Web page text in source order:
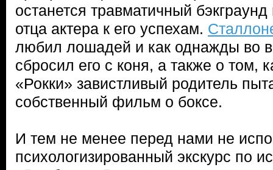
останется травматичный
отца актера к его успехам.
любил лошадей и как однажды во
сбросил его с коня, а также о том,
«Рокки» завистливый родитель
собственный фильм о боксе.
И тем не менее перед нами не
психологизированный экскурс по